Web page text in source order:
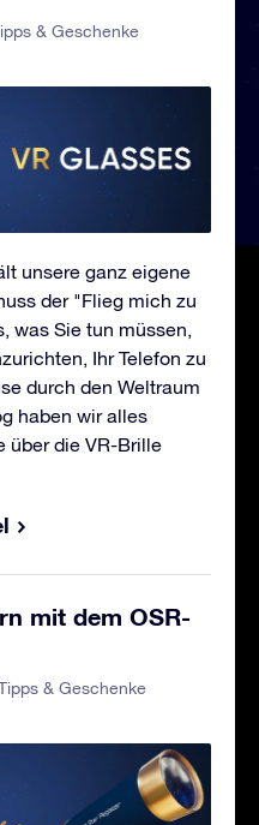
& Geschenke
unsere ganz eigene
der "Flieg mich zu
was Sie tun müssen,
Ihr Telefon zu
durch den Weltraum
haben wir alles
über die VR-Brille
mit dem OSR-
& Geschenke